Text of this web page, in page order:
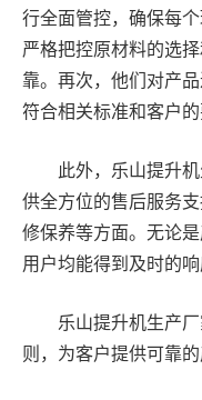
行全面管控，确保每
严格把控原材料的选
靠。再次，他们对产
符合相关标准和客户的
此外，乐山提升
供全方位的售后服务
修保养等方面。无论
用户均能得到及时的响
乐山提升机生产
则，为客户提供可靠